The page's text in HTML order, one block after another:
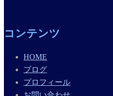
コンテンツ
HOME
ブログ
プロフィール